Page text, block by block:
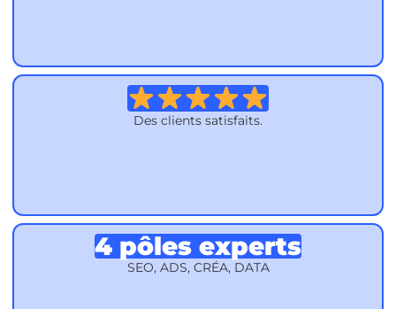
Des clients satisfaits.
4 pôles experts
SEO, ADS, CRÉA, DATA